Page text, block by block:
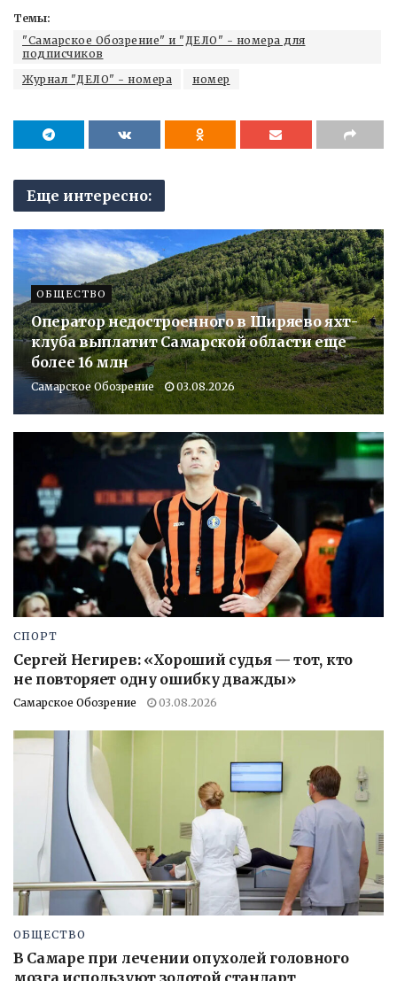
Темы:
"Самарское Обозрение" и "ДЕЛО" - номера для
подписчиков
Журнал "ДЕЛО" - номера
номер
Еще интересно:
ОБЩЕСТВО
Оператор недостроенного в Ширяево яхт-
клуба выплатит Самарской области еще
более 16 млн
Самарское Обозрение 03.08.2026
СПОРТ
Сергей Негирев: «Хороший судья — тот, кто
не повторяет одну ошибку дважды»
Самарское Обозрение 03.08.2026
ОБЩЕСТВО
В Самаре при лечении опухолей головного
мозга используют золотой стандарт